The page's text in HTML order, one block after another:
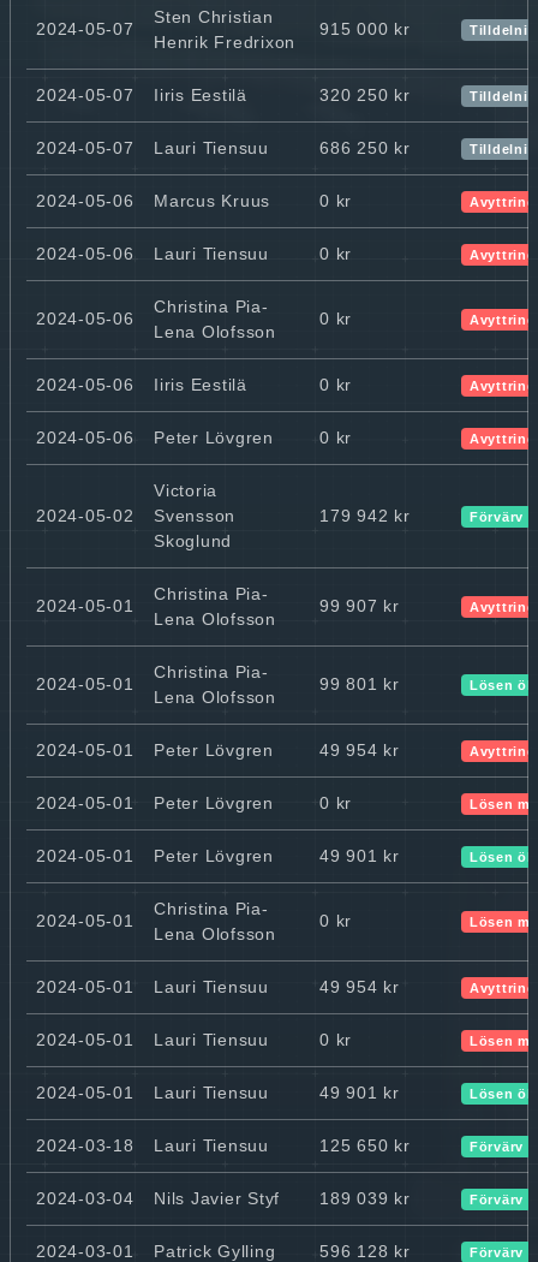
2024-05-07
Sten Christian
Henrik Fredrixon
915 000 kr
2024-05-07 Iiris Eestilä 320 250 kr
2024-05-07 Lauri Tiensuu 686 250 kr
2024-05-06 Marcus Kruus 0 kr Avyttring
2024-05-06 Lauri Tiensuu 0 kr Avyttring
2024-05-06
Christina Pia-
Lena Olofsson
0 kr Avyttring
2024-05-06 Iiris Eestilä 0 kr Avyttring
2024-05-06 Peter Lövgren 0 kr Avyttring
2024-05-02
Victoria
Svensson
Skoglund
179 942 kr Förvärv
2024-05-01
Christina Pia-
Lena Olofsson
99 907 kr Avyttring
2024-05-01
Christina Pia-
Lena Olofsson
99 801 kr Lösen
2024-05-01 Peter Lövgren 49 954 kr Avyttring
2024-05-01 Peter Lövgren 0 kr Lösen
2024-05-01 Peter Lövgren 49 901 kr Lösen
2024-05-01
Christina Pia-
Lena Olofsson
0 kr Lösen
2024-05-01 Lauri Tiensuu 49 954 kr Avyttring
2024-05-01 Lauri Tiensuu 0 kr Lösen
2024-05-01 Lauri Tiensuu 49 901 kr Lösen
2024-03-18 Lauri Tiensuu 125 650 kr Förvärv
2024-03-04 Nils Javier Styf 189 039 kr Förvärv
2024-03-01 Patrick Gylling 596 128 kr Förvärv